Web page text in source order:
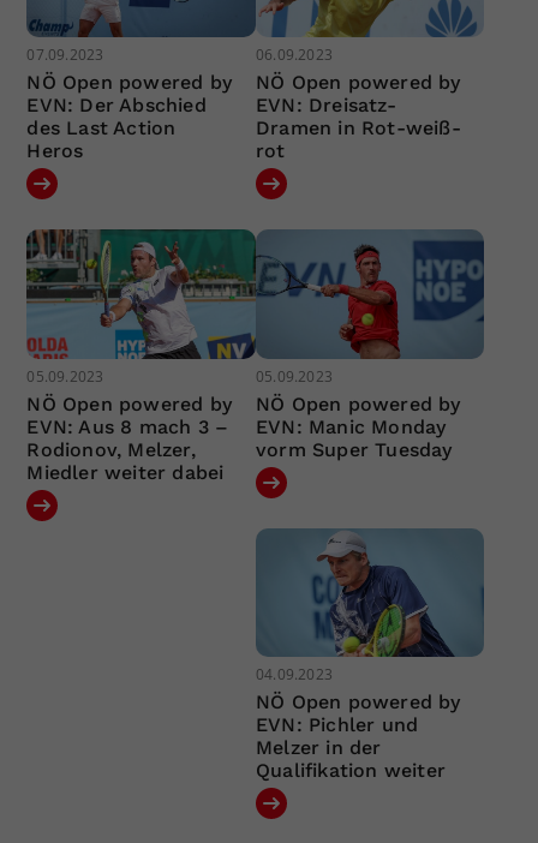
07.09.2023
NÖ Open powered by
EVN: Der Abschied
des Last Action
Heros
06.09.2023
NÖ Open powered by
EVN: Dreisatz-
Dramen in Rot-weiß-
rot
05.09.2023
NÖ Open powered by
EVN: Aus 8 mach 3 –
Rodionov, Melzer,
Miedler weiter dabei
05.09.2023
NÖ Open powered by
EVN: Manic Monday
vorm Super Tuesday
04.09.2023
NÖ Open powered by
EVN: Pichler und
Melzer in der
Qualifikation weiter